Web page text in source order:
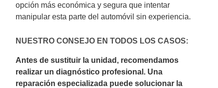
opción más económica y segura que intentar
manipular esta parte del automóvil sin experiencia.
NUESTRO CONSEJO EN TODOS LOS CASOS:
Antes de sustituir la unidad, recomendamos
realizar un diagnóstico profesional. Una
reparación especializada puede solucionar la